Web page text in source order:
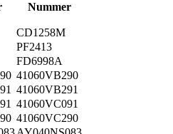
Nummer
CD1258M
PF2413
FD6998A
41060VB290
41060VB291
41060VC091
41060VC290